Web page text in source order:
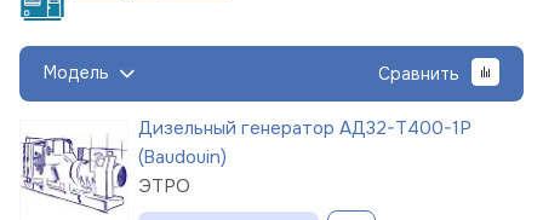
Модель Сравнить
Дизельный генератор АД32-Т400-1Р
(Baudouin)
ЭТРО